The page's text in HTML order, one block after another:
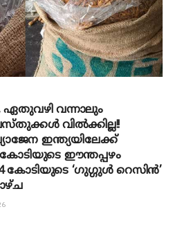
ഏതുവഴി വന്നാലും
വിൽക്കില്ല!!
ഇന്ത്യയിലേക്ക്
ഈന്തപ്പഴം
കോടിയുടെ ‘ഗുഗ്ഗുൾ റെസിൻ’